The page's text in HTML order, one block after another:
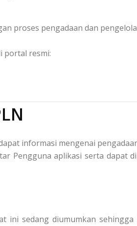
proses pengadaan dan
portal resmi:
informasi mengenai
Pengguna aplikasi serta dapat
sedang diumumkan sehingga